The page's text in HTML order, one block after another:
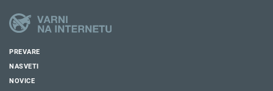
PREVARE
NASVETI
NOVICE